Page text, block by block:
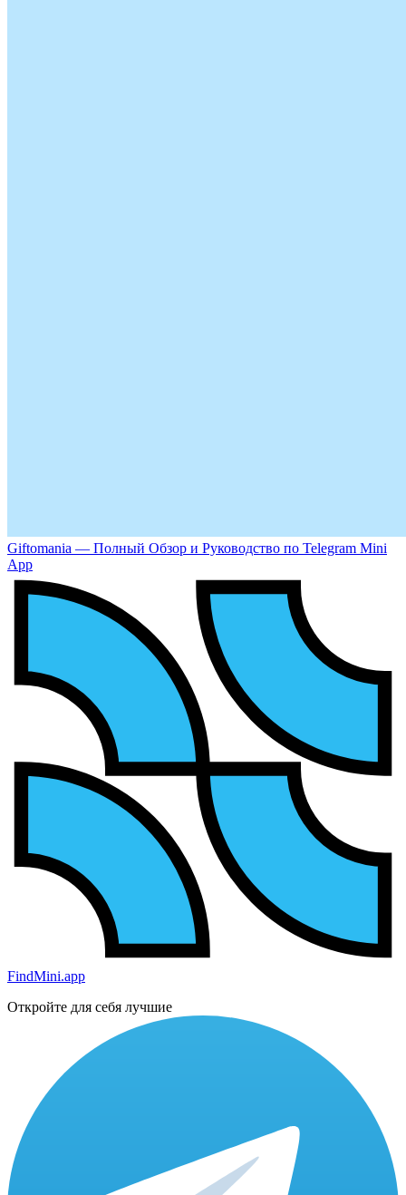
Giftomania — Полный Обзор и Руководство по Telegram Mini
App
FindMini.app
Откройте для себя лучшие